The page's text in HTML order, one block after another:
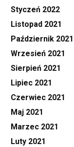
Styczeń 2022
Listopad 2021
Październik 2021
Wrzesień 2021
Sierpień 2021
Lipiec 2021
Czerwiec 2021
Maj 2021
Marzec 2021
Luty 2021